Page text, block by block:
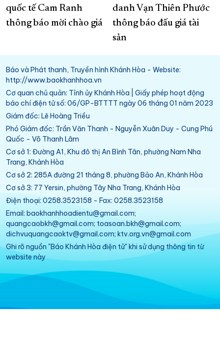
quốc tế Cam Ranh
thông báo mời chào giá
danh Vạn Thiên Phước
thông báo đấu giá tài
sản
Báo và Phát thanh, Truyền hình Khánh Hòa - Website:
http://www.baokhanhhoa.vn
Cơ quan chủ quản: Tỉnh ủy Khánh Hòa | Giấy phép hoạt động
báo chí điện tử số: 06/GP-BTTTT ngày 06 tháng 01 năm 2023
Giám đốc: Lê Hoàng Triều
Phó Giám đốc: Trần Văn Thanh - Nguyễn Xuân Duy - Cung Phú
Quốc - Võ Thanh Lâm
Cơ sở 1: Đường A1, Khu đô thị An Bình Tân, phường Nam Nha
Trang, Khánh Hòa
Cơ sở 2: 285A đường 21 tháng 8, phường Bảo An, Khánh Hòa
Cơ sở 3: 77 Yersin, phường Tây Nha Trang, Khánh Hòa
Điện thoại: 0258.3523158 - Fax: 0258.3523158
Email: baokhanhhoadientu@gmail.com;
quangcaobkh@gmail.com; toasoan.bkh@gmail.com;
dichvuquangcaoktv@gmail.com; ktv.org.vn@gmail.com
Ghi rõ nguồn "Báo Khánh Hòa điện tử" khi sử dụng thông tin từ
website này